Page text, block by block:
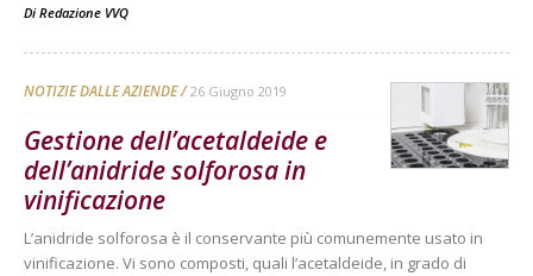
Di Redazione VVQ
NOTIZIE DALLE AZIENDE 26 Giugno 2019
Gestione dell’acetaldeide e
dell’anidride solforosa in
vinificazione
L’anidride solforosa è il conservante più comunemente usato in
vinificazione. Vi sono composti, quali l’acetaldeide, in grado di